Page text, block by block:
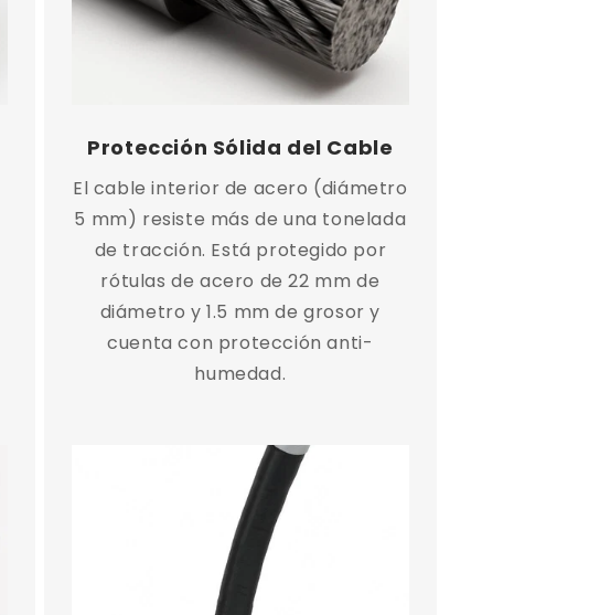
Protección Sólida del Cable
El cable interior de acero (diámetro
5 mm) resiste más de una tonelada
de tracción. Está protegido por
rótulas de acero de 22 mm de
diámetro y 1.5 mm de grosor y
cuenta con protección anti-
humedad.